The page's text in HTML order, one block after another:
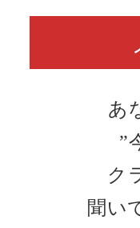
あ
”
ク
聞い